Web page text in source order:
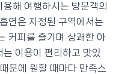
해 여행하시는 방문객의
연은 지정된 구역에서는
커피를 즐기며 상쾌한 아
이용이 편리하고 맛있
문에 원할 때마다 만족스